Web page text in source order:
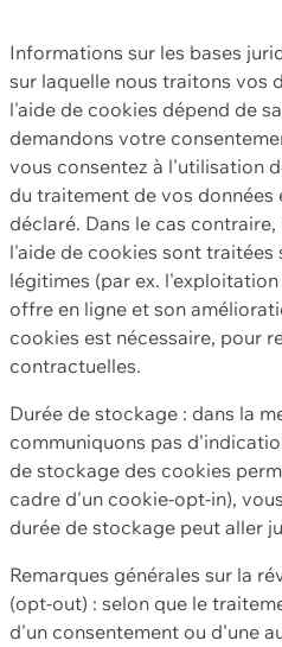
Informations sur les bases
sur laquelle nous traitons vos
l'aide de cookies dépend de
demandons votre
vous consentez à l'utilisation
du traitement de vos données
déclaré. Dans le cas
l'aide de cookies sont traitées
légitimes (par ex.
offre en ligne et son
cookies est nécessaire, pour
contractuelles.
Durée de stockage : dans la
communiquons pas
de stockage des cookies
cadre d'un cookie-opt-in),
durée de stockage peut aller
Remarques générales sur la
(opt-out) : selon que le
d'un consentement ou d'une